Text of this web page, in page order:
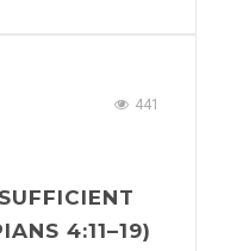
441
4:11–19)